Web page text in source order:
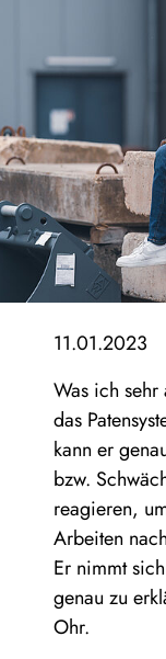
11.01.2023
Was ich
das
kann er
bzw.
reagieren,
Arbeiten
Er nimmt
genau zu
Ohr.